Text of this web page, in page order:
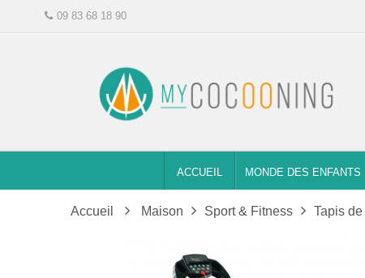
09 83 68 18 90
ACCUEIL MONDE DES ENFANTS
Accueil Maison Sport & Fitness Tapis